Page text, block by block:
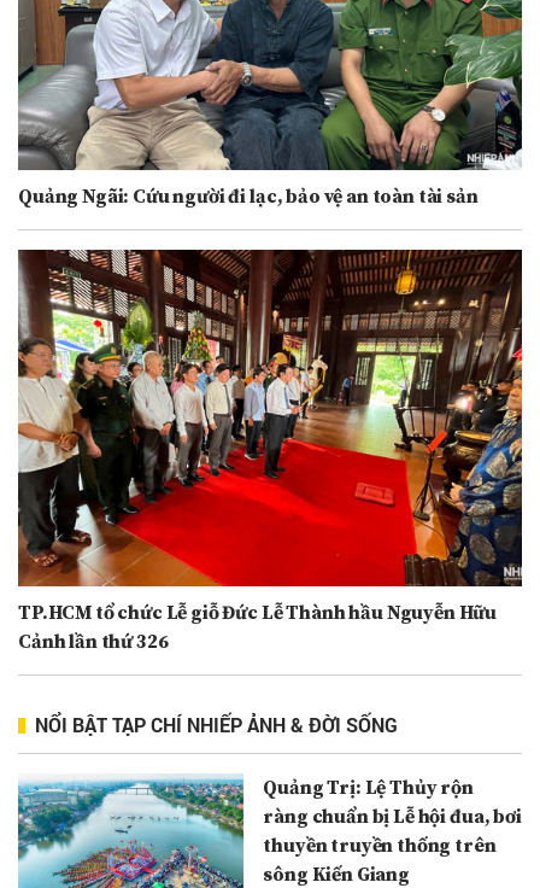
Quảng Ngãi: Cứu người đi lạc, bảo vệ an toàn tài sản
TP.HCM tổ chức Lễ giỗ Đức Lễ Thành hầu Nguyễn Hữu
Cảnh lần thứ 326
NỔI BẬT TẠP CHÍ NHIẾP ẢNH & ĐỜI SỐNG
Quảng Trị: Lệ Thủy rộn
ràng chuẩn bị Lễ hội đua, bơi
thuyền truyền thống trên
sông Kiến Giang